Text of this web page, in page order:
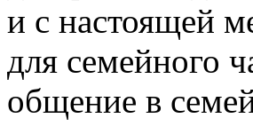
и с настоящей
для семейного
общение в